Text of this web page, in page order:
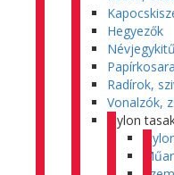
Hegyezők
Radírok,
Vonalzók,
Nylon